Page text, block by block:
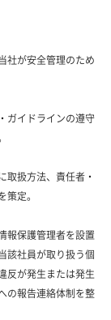
社が安全管理のため
ガイドラインの遵守
取扱方法、責任者・
策定。
報保護管理者を設置
該社員が取り扱う個
反が発生または発生
の報告連絡体制を整